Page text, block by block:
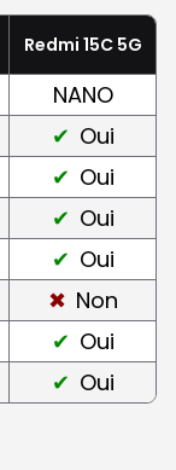
Redmi 15C 5G
NANO
Oui
Oui
Oui
Oui
Non
Oui
Oui